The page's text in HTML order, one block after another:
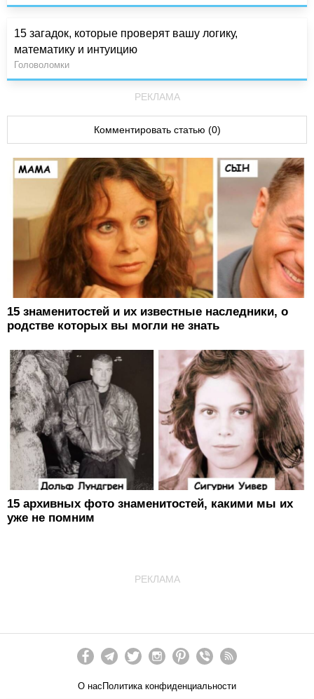
15 загадок, которые проверят вашу логику,
математику и интуицию
Головоломки
РЕКЛАМА
Комментировать статью (0)
15 знаменитостей и их известные наследники, о
родстве которых вы могли не знать
15 архивных фото знаменитостей, какими мы их
уже не помним
РЕКЛАМА
О нас Политика конфиденциальности